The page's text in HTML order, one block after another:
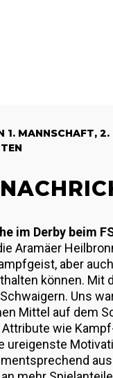
1. MANNSCHAFT, 2.
im Derby beim
Aramäer
aber
können. Mit
Uns
Mittel auf dem
wie
ureigenste